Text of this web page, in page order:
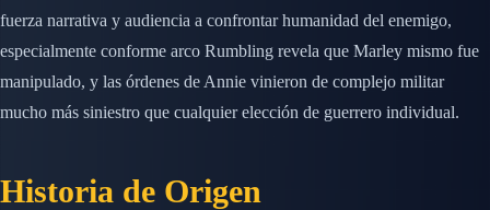
fuerza narrativa y audiencia a confrontar humanidad del enemigo,
especialmente conforme arco Rumbling revela que Marley mismo fue
manipulado, y las órdenes de Annie vinieron de complejo militar
mucho más siniestro que cualquier elección de guerrero individual.
Historia de Origen